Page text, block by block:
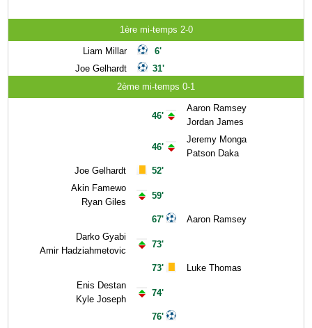
1ère mi-temps 2-0
Liam Millar
Joe Gelhardt
6'
31'
2ème mi-temps 0-1
Joe Gelhardt
Akin Famewo
Ryan Giles
Darko Gyabi
Amir Hadziahmetovic
Enis Destan
Kyle Joseph
46'
46'
52'
59'
67'
73'
73'
74'
76'
Aaron Ramsey
Jordan James
Jeremy Monga
Patson Daka
Aaron Ramsey
Luke Thomas